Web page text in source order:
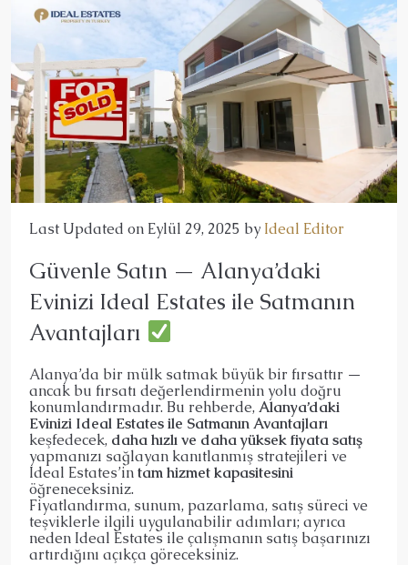
Last Updated on Eylül 29, 2025 by Ideal Editor
Güvenle Satın — Alanya’daki
Evinizi Ideal Estates ile Satmanın
Avantajları
Alanya’da bir mülk satmak büyük bir fırsattır —
ancak bu fırsatı değerlendirmenin yolu doğru
konumlandırmadır. Bu rehberde, Alanya’daki
Evinizi Ideal Estates ile Satmanın Avantajları
keşfedecek, daha hızlı ve daha yüksek fiyata satış
yapmanızı sağlayan kanıtlanmış stratejileri ve
Ideal Estates’intam hizmet kapasitesini
öğreneceksiniz.
Fiyatlandırma, sunum, pazarlama, satış süreci ve
teşviklerle ilgili uygulanabilir adımları; ayrıca
neden Ideal Estates ile çalışmanın satış başarınızı
artırdığını açıkça göreceksiniz.